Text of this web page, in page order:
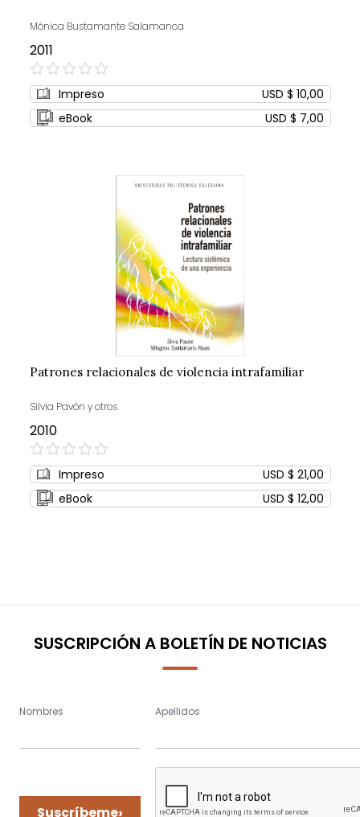
Mónica Bustamante Salamanca
2011
0%
Impreso
USD $ 10,00
eBook
USD $ 7,00
Patrones relacionales de violencia intrafamiliar
Silvia Pavón y otros
2010
0%
Impreso
USD $ 21,00
eBook
USD $ 12,00
SUSCRIPCIÓN A BOLETÍN DE NOTICIAS
Nombres Apellidos
Suscríbeme›